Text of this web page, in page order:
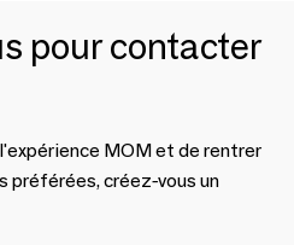
pour contacter
MOM et de rentrer
préférées, créez-vous un